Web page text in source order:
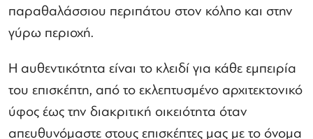
παραθαλάσσιου περιπάτου στον κόλπο και στην
γύρω περιοχή.
Η αυθεντικότητα είναι το κλειδί για κάθε εμπειρία
του επισκέπτη, από το εκλεπτυσμένο αρχιτεκτονικό
ύφος έως την διακριτική οικειότητα όταν
απευθυνόμαστε στους επισκέπτες μας με το όνομα